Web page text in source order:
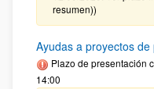
resumen))
Ayudas a proyectos
Plazo de presentación
14:00